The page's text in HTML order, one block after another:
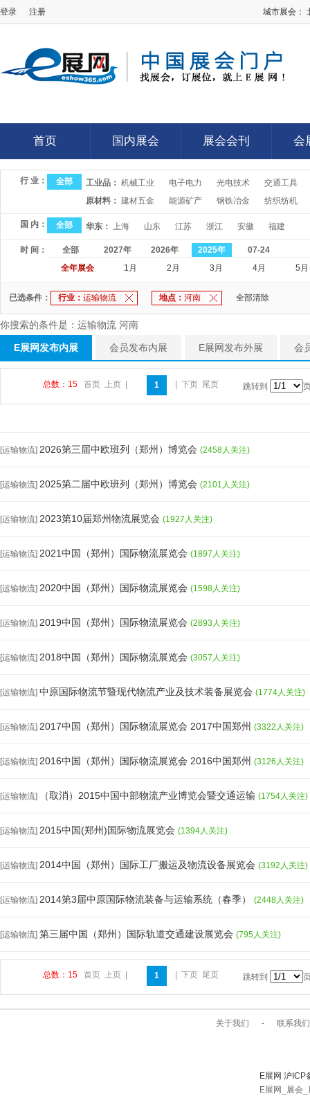
登录 注册 城市展会：
首页
首页
国内展会
国内展会
展会会刊
展会会刊
会
会
行 业： 全部 工业品： 机械工业 电子电力 光电技术
交通工具
原材料： 建材五金 能源矿产 钢铁冶金 纺织纺机
国 内： 全部 华东： 上海 山东 江苏 浙江 安徽 福建
时 间： 全部 2027年 2026年 2025年
07-24
全年展会
1月 2月 3月 4月 5月
已选条件： 行业： 运输物流 地点： 河南 全部清除
你搜索的条件是：运输物流 河南
E展网发布内展 会员发布内展 E展网发布外展 会
总数：15 首页 上页 1 下页 尾页 跳转到
[运输物流] 2026第三届中欧班列（郑州）博览会 (2458人关注)
[运输物流] 2025第二届中欧班列（郑州）博览会 (2101人关注)
[运输物流] 2023第10届郑州物流展览会 (1927人关注)
[运输物流] 2021中国（郑州）国际物流展览会 (1897人关注)
[运输物流] 2020中国（郑州）国际物流展览会 (1598人关注)
[运输物流] 2019中国（郑州）国际物流展览会 (2893人关注)
[运输物流] 2018中国（郑州）国际物流展览会 (3057人关注)
[运输物流] 中原国际物流节暨现代物流产业及技术装备展览会 (1774人关注)
[运输物流] 2017中国（郑州）国际物流展览会 2017中国郑州 (3322人关注)
[运输物流] 2016中国（郑州）国际物流展览会 2016中国郑州 (3126人关注)
[运输物流] （取消）2015中国中部物流产业博览会暨交通运输 (1754人关注)
[运输物流] 2015中国(郑州)国际物流展览会 (1394人关注)
[运输物流] 2014中国（郑州）国际工厂搬运及物流设备展览会 (3192人关注)
[运输物流] 2014第3届中原国际物流装备与运输系统（春季） (2448人关注)
[运输物流] 第三届中国（郑州）国际轨道交通建设展览会 (795人关注)
总数：15 首页 上页 1 下页 尾页 跳转到
关于我们 - 联系我们
E展网 沪
E展网_展会